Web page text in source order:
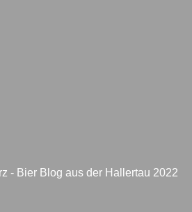
- Bier Blog aus der Hallertau 2022